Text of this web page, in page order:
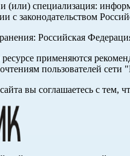
(или) специализация:
с законодательством
Российская
применяются
пользователей
вы соглашаетесь с тем,